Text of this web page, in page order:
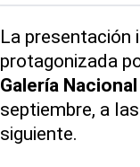
La presentación
protagonizada
Galería
septiembre, a
siguiente.